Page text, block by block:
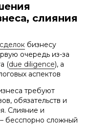
слияния
бизнесу
очередь из-за
(due diligence), а
аспектов
требуют
обязательств и
Слияние и
бесспорно сложный